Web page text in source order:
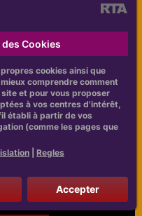
distincte: les
la façon dont elle
et confiance.
pour avoir
leur place dans
a ouvert la voie à
les aidant à se faire
importants. En
sur l'industrie du
héritage se poursuit
Cookies
cookies ainsi que
comprendre comment
et pour vous proposer
à vos centres d'intérêt,
établi à partir de vos
(comme les pages que
Regles
Accepter